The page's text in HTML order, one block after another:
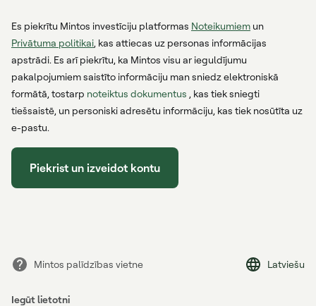
Es piekrītu Mintos investīciju platformas Noteikumiem un
Privātuma politikai, kas attiecas uz personas informācijas
apstrādi. Es arī piekrītu, ka Mintos visu ar ieguldījumu
pakalpojumiem saistīto informāciju man sniedz elektroniskā
formātā, tostarp noteiktus dokumentus , kas tiek sniegti
tiešsaistē, un personiski adresētu informāciju, kas tiek nosūtīta uz
e-pastu.
Piekrist un izveidot kontu
Mintos palīdzības vietne Latviešu
Iegūt lietotni